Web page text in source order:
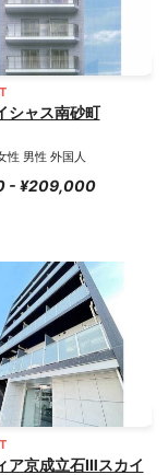
シャス南砂町
性 男性 外国人
- ¥209,000
ア京成立石Ⅲスカイ